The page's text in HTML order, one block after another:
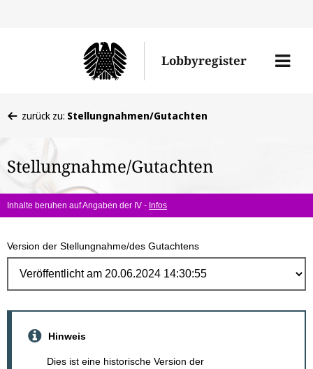
Lobbyregister
Menü
befinden
hier:
zurück zu: Stellungnahmen/Gutachten
Stellungnahme/Gutachten
Inhalte beruhen auf Angaben der IV - Infos
Version der Stellungnahme/des Gutachtens
Hinweis
Dies ist eine historische Version der